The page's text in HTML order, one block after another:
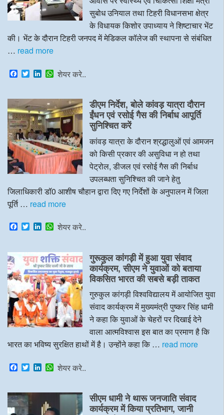
सुबोध उनियाल तथा टिहरी विधानसभा क्षेत्र
के विधायक किशोर उपाध्याय ने शिष्टाचार भेंट
की। भेंट के दौरान टिहरी जनपद में मेडिकल कॉलेज की स्थापना से संबंधित
… read more
F
a
e
b
o
o
k
T
w
t
t
e
r
L
k
e
d
I
n
W
t
s
A
p
p
शेयर करे..
डीएम निर्देश, बोले कांवड़ यात्रा दौरान
ईंधन एवं रसोई गैस की निर्बाध आपूर्ति
सुनिश्चित करें
कांवड़ यात्रा के दौरान श्रद्धालुओं एवं आमजन
को किसी प्रकार की असुविधा न हो तथा
पेट्रोल, डीजल एवं रसोई गैस की निर्बाध
उपलब्धता सुनिश्चित की जाने हेतु
जिलाधिकारी डॉ0 आशीष चौहान द्वारा दिए गए निर्देशों के अनुपालन में जिला
पूर्ति … read more
F
a
e
b
o
k
T
w
t
t
e
r
L
k
e
d
I
n
W
t
s
A
p
p
शेयर करे..
गुरूकुल कांगड़ी में हुआ युवा संवाद
कार्यक्रम, सीएम ने युवाओं को बताया
विकसित भारत की सबसे बड़ी ताकत
गुरुकुल कांगड़ी विश्वविद्यालय में आयोजित युवा
संवाद कार्यक्रम में मुख्यमंत्री पुष्कर सिंह धामी
ने कहा कि युवाओं के चेहरों पर दिखाई देने
वाला आत्मविश्वास इस बात का प्रमाण है कि
भारत का भविष्य सुरक्षित हाथों में है। उन्होंने कहा कि … read more
F
a
e
b
o
T
w
t
e
L
k
e
d
W
t
A
शेयर करे..
सीएम धामी ने थारू जनजाति संवाद
कार्यक्रम में किया प्रतिभाग, जानी